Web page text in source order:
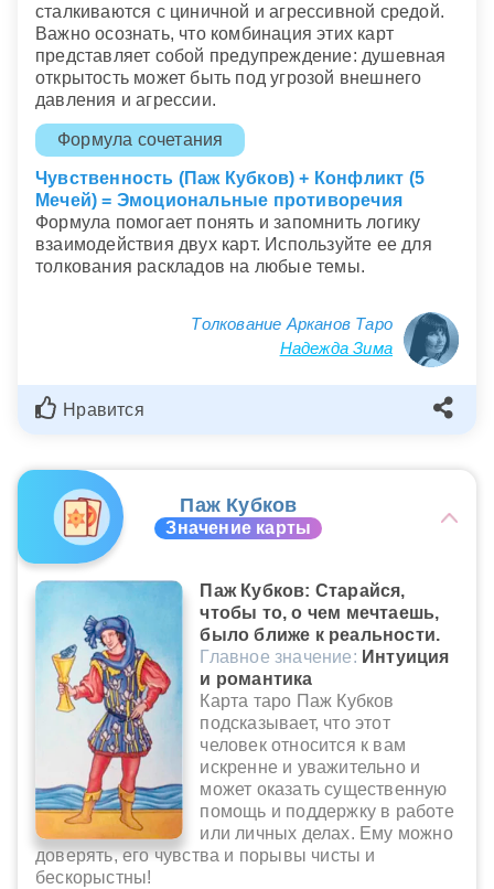
сталкиваются с циничной и агрессивной средой.
Важно осознать, что комбинация этих карт
представляет собой предупреждение: душевная
открытость может быть под угрозой внешнего
давления и агрессии.
Формула сочетания
Чувственность (Паж Кубков) + Конфликт (5
Мечей) = Эмоциональные противоречия
Формула помогает понять и запомнить логику
взаимодействия двух карт. Используйте ее для
толкования раскладов на любые темы.
Толкование Арканов Таро
Надежда Зима
Нравится
Паж Кубков
Значение карты
Паж Кубков: Старайся,
чтобы то, о чем мечтаешь,
было ближе к реальности.
Главное значение: Интуиция
и романтика
Карта таро Паж Кубков
подсказывает, что этот
человек относится к вам
искренне и уважительно и
может оказать существенную
помощь и поддержку в работе
или личных делах. Ему можно
доверять, его чувства и порывы чисты и
бескорыстны!